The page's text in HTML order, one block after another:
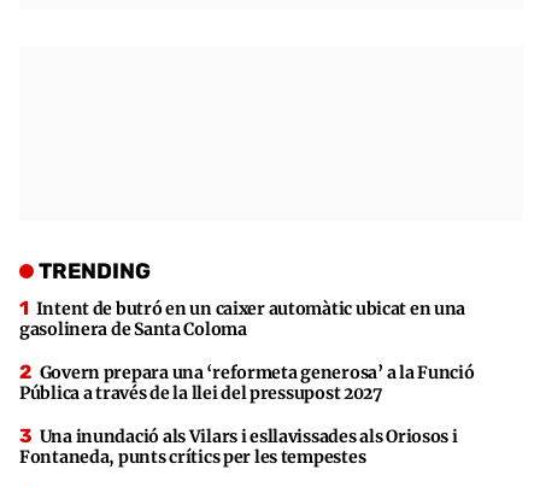
TRENDING
Intent de butró en un caixer automàtic ubicat en una
gasolinera de Santa Coloma
Govern prepara una ‘reformeta generosa’ a la Funció
Pública a través de la llei del pressupost 2027
Una inundació als Vilars i esllavissades als Oriosos i
Fontaneda, punts crítics per les tempestes